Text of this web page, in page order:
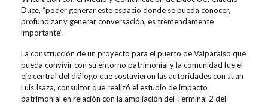
Duce, “poder generar este espacio donde se pueda conocer,
profundizar y generar conversación, es tremendamente
importante”.
La construcción de un proyecto para el puerto de Valparaíso que
pueda convivir con su entorno patrimonial y la comunidad fue el
eje central del diálogo que sostuvieron las autoridades con Juan
Luis Isaza, consultor que realizó el estudio de impacto
patrimonial en relación con la ampliación del Terminal 2 del